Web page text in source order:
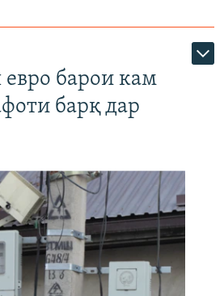
барои кам
барқ дар